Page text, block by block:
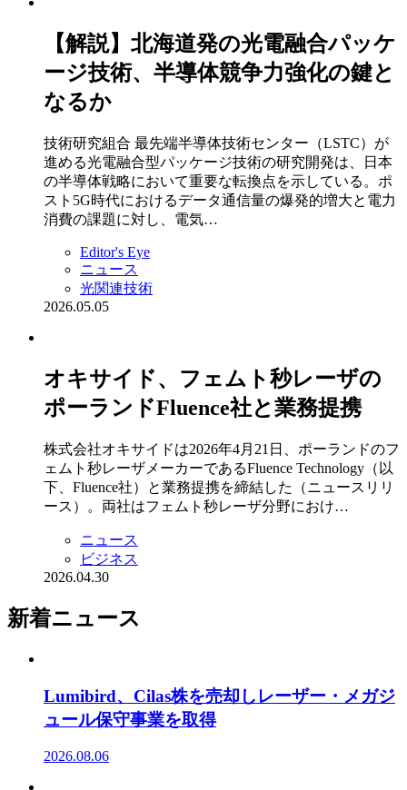
【解説】北海道発の光電融合パッケ
ージ技術、半導体競争力強化の鍵と
なるか
技術研究組合 最先端半導体技術センター（LSTC）が
進める光電融合型パッケージ技術の研究開発は、日本
の半導体戦略において重要な転換点を示している。ポ
スト5G時代におけるデータ通信量の爆発的増大と電力
消費の課題に対し、電気…
Editor's Eye
ニュース
光関連技術
2026.05.05
オキサイド、フェムト秒レーザの
ポーランドFluence社と業務提携
株式会社オキサイドは2026年4月21日、ポーランドのフ
ェムト秒レーザメーカーであるFluence Technology（以
下、Fluence社）と業務提携を締結した（ニュースリリ
ース）。両社はフェムト秒レーザ分野におけ…
ニュース
ビジネス
2026.04.30
新着ニュース
Lumibird、Cilas株を売却しレーザー・メガジ
ュール保守事業を取得
2026.08.06